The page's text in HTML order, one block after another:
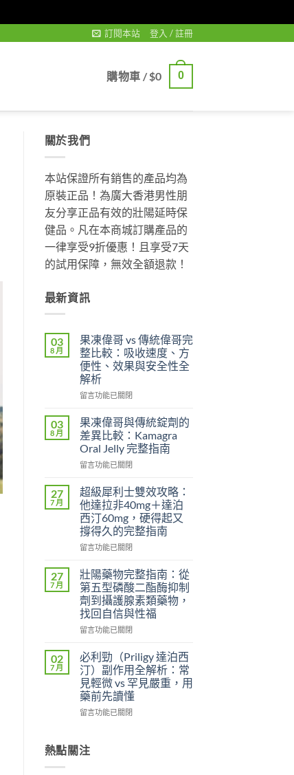
訂閱本站 登入 / 註冊
購物車 /$0 0
關於我們
本站保證所有銷售的產品均為
原裝正品！為廣大香港男性朋
友分享正品有效的壯陽延時保
健品。凡在本商城訂購產品的
一律享受9折優惠！且享受7天
的試用保障，無效全額退款！
最新資訊
03
8 月
果凍偉哥 vs 傳統偉哥完
整比較：吸收速度、方
便性、效果與安全性全
解析
在
凍
偉
哥
vs
傳
偉
哥
完
整
比
較：
收
速
度、
方
便
性、
果
與
安
全
性
全
中
留言功能已關閉
03
8 月
果凍偉哥與傳統錠劑的
差異比較：Kamagra
Oral Jelly 完整指南
在
凍
偉
哥
與
傳
統
劑
的
差
異
比
較：
Oral
Jelly
完
整
指
南〉
留言功能已關閉
27
7 月
超級犀利士雙效攻略：
他達拉非40mg＋達泊
西汀60mg，硬得起又
撐得久的完整指南
在
級
犀
利
士
雙
效
略：
他
達
拉
非
40mg
泊
西
留言功能已關閉
27
7 月
壯陽藥物完整指南：從
第五型磷酸二酯酶抑制
劑到攝護腺素類藥物，
找回自信與性福
在
陽
藥
物
完
整
指
第
五
留言功能已關閉
02
7 月
必利勁（Priligy 達泊西
汀）副作用全解析：常
見輕微 vs 罕見嚴重，用
藥前先讀懂
在
勁
（Priligy
留言功能已關閉
熱點關注